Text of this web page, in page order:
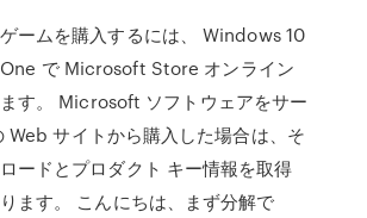
ームを購入するには、 Windows 10
で Microsoft Store オンライン
す。 Microsoft ソフトウェアをサー
Web サイトから購入した場合は、そ
ードとプロダクト キー情報を取得
ます。 こんにちは、まず分解で